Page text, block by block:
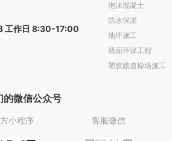
工作日 8:30-17:00
泡沫混凝土
防水保湿
地坪施工
墙面环保工程
塑胶跑道操场施工
的微信公众号
小程序 客服微信